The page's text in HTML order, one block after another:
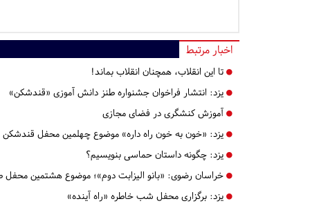
اخبار مرتبط
تا این انقلاب، همچنان انقلاب بماند!
یزد: انتشار فراخوان جشنواره طنز دانش آموزی «قندشکن»
آموزش کنشگری در فضای مجازی
یزد: «خون به خون راه داره» موضوع چهلمین محفل قندشکن
یزد: چگونه داستان حماسی بنویسیم؟
خراسان رضوی: «بانو الیزابت دوم»؛ موضوع هشتمین محفل
یزد: برگزاری محفل شب خاطره «راه آینده»